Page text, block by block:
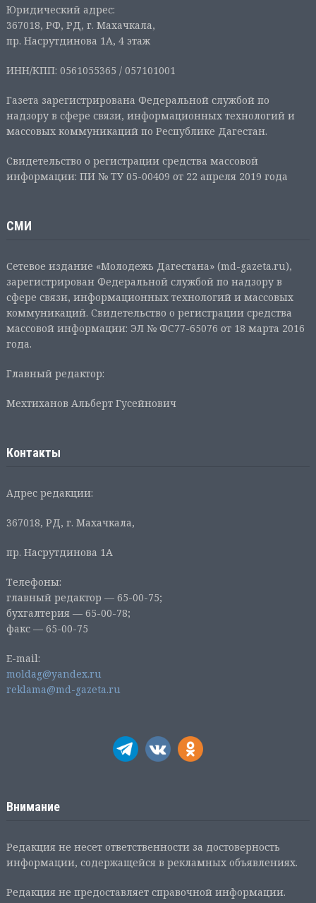
Юридический адрес:
367018, РФ, РД, г. Махачкала,
пр. Насрутдинова 1А, 4 этаж
ИНН/КПП: 0561055365 / 057101001
Газета зарегистрирована Федеральной службой по
надзору в сфере связи, информационных технологий и
массовых коммуникаций по Республике Дагестан.
Свидетельство о регистрации средства массовой
информации: ПИ № ТУ 05-00409 от 22 апреля 2019 года
СМИ
Сетевое издание «Молодежь Дагестана» (md-gazeta.ru),
зарегистрирован Федеральной службой по надзору в
сфере связи, информационных технологий и массовых
коммуникаций. Свидетельство о регистрации средства
массовой информации: ЭЛ № ФС77-65076 от 18 марта 2016
года.
Главный редактор:
Мехтиханов Альберт Гусейнович
Контакты
Адрес редакции:
367018, РД, г. Махачкала,
пр. Насрутдинова 1А
Телефоны:
главный редактор — 65-00-75;
бухгалтерия — 65-00-78;
факс — 65-00-75
E-mail:
moldag@yandex.ru
reklama@md-gazeta.ru
Внимание
Редакция не несет ответственности за достоверность
информации, содержащейся в рекламных объявлениях.
Редакция не предоставляет справочной информации.